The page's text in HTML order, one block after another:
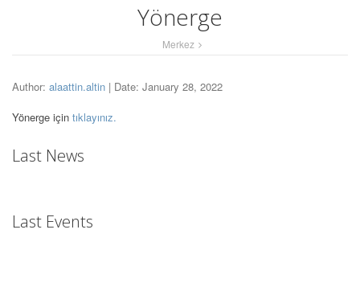
Yönerge
Merkez
Author: alaattin.altin | Date: January 28, 2022
Yönerge için tıklayınız.
Last News
Last Events